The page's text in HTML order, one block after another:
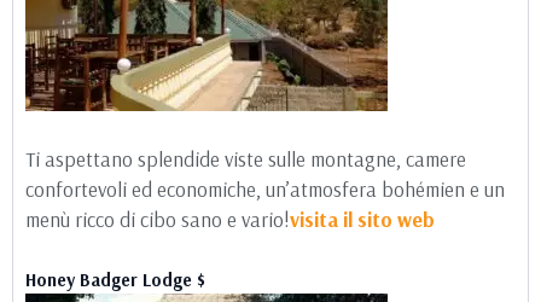
Ti aspettano splendide viste sulle montagne, camere
confortevoli ed economiche, un’atmosfera bohémien e un
menù ricco di cibo sano e vario!visita il sito web
Honey Badger Lodge $